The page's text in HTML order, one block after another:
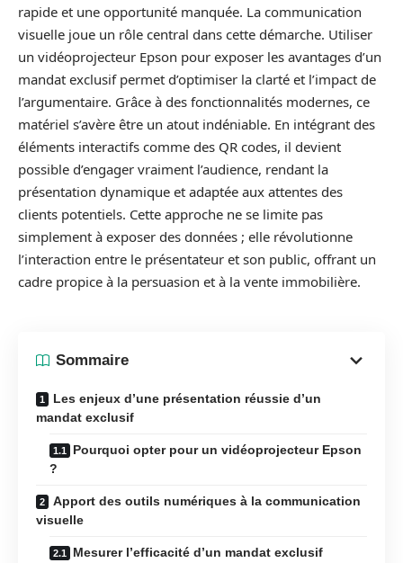
rapide et une opportunité manquée. La communication
visuelle joue un rôle central dans cette démarche. Utiliser
un vidéoprojecteur Epson pour exposer les avantages d’un
mandat exclusif permet d’optimiser la clarté et l’impact de
l’argumentaire. Grâce à des fonctionnalités modernes, ce
matériel s’avère être un atout indéniable. En intégrant des
éléments interactifs comme des QR codes, il devient
possible d’engager vraiment l’audience, rendant la
présentation dynamique et adaptée aux attentes des
clients potentiels. Cette approche ne se limite pas
simplement à exposer des données ; elle révolutionne
l’interaction entre le présentateur et son public, offrant un
cadre propice à la persuasion et à la vente immobilière.
Sommaire
Les enjeux d’une présentation réussie d’un
mandat exclusif
Pourquoi opter pour un vidéoprojecteur Epson
?
Apport des outils numériques à la communication
visuelle
Mesurer l’efficacité d’un mandat exclusif